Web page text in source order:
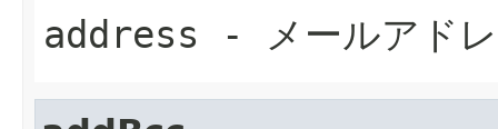
address - メールアド